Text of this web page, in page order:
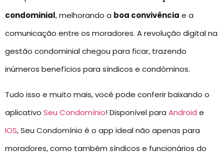
condominial, melhorando a boa convivência e a
comunicação entre os moradores. A revolução digital na
gestão condominial chegou para ficar, trazendo
inúmeros benefícios para síndicos e condôminos.
Tudo isso e muito mais, você pode conferir baixando o
aplicativo Seu Condomínio! Disponível para Android e
IOS, Seu Condomínio é o app ideal não apenas para
moradores, como também síndicos e funcionários do